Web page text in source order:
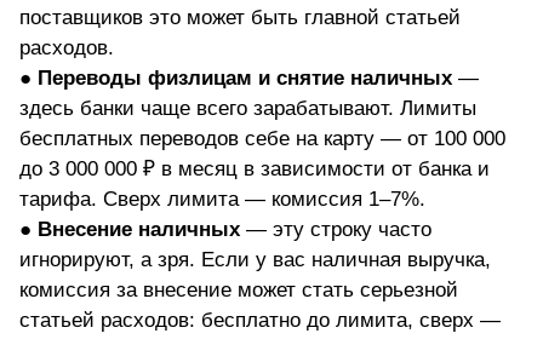
поставщиков это может быть главной статьей
расходов.
● Переводы физлицам и снятие наличных —
здесь банки чаще всего зарабатывают. Лимиты
бесплатных переводов себе на карту — от 100 000
до 3 000 000 ₽ в месяц в зависимости от банка и
тарифа. Сверх лимита — комиссия 1–7%.
● Внесение наличных — эту строку часто
игнорируют, а зря. Если у вас наличная выручка,
комиссия за внесение может стать серьезной
статьей расходов: бесплатно до лимита, сверх —